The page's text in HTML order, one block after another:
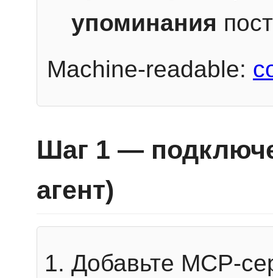
упоминания
Machine-readable:
Шаг 1 —
агент)
Добавьте MCP-